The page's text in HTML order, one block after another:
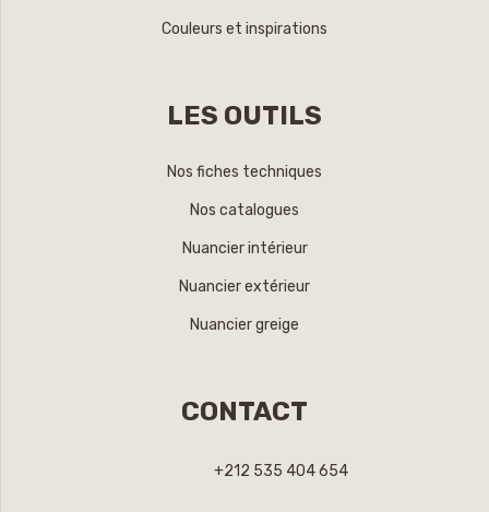
Couleurs et inspirations
LES OUTILS
Nos fiches techniques
Nos catalogues
Nuancier intérieur
Nuancier extérieur
Nuancier greige
CONTACT
+212 535 404 654